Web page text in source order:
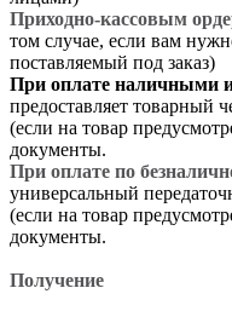
Приходно-кассовым
том случае, если вам
поставляемый под заказ)
При оплате наличными
предоставляет товарный
(если на товар
документы.
При оплате по
универсальный
(если на товар
документы.
Получение